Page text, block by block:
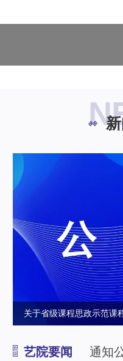
黑龙江艺术职业学院新团
艺院要闻 通知